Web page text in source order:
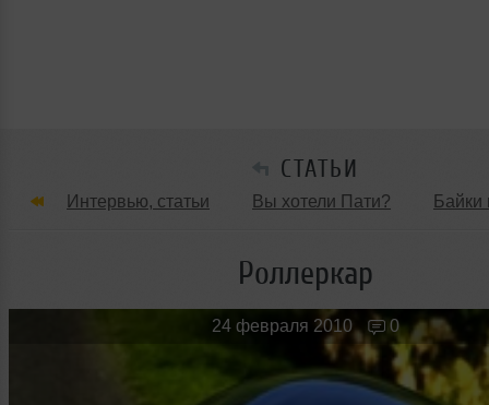
СТАТЬИ
Интервью, статьи Вы хотели Пати? Байки
Новые лица Мужчина & Женщина
Роллеркар
24 февраля 2010 0